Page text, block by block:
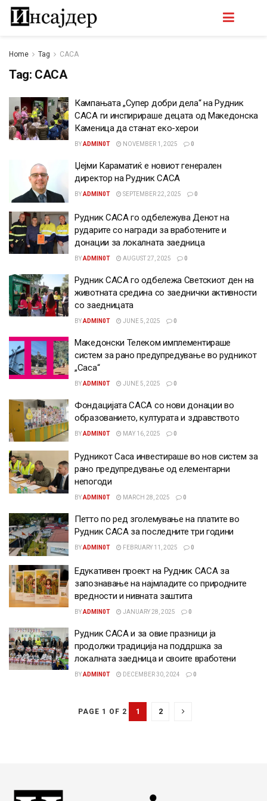
Home Tag САСА
Tag: САСА
Кампањата „Супер добри дела“ на Рудник
САСА ги инспирираше децата од Македонска
Каменица да станат еко-херои
BYADMIN0T NOVEMBER 1, 2025 0
Џејми Караматиќ е новиот генерален
директор на Рудник САСА
BYADMIN0T SEPTEMBER 22, 2025 0
Рудник САСА го одбележува Денот на
рударите со награди за вработените и
донации за локалната заедница
BYADMIN0T AUGUST 27, 2025 0
Рудник САСА го одбележа Светскиот ден на
животната средина со заеднички активности
со заедницата
BYADMIN0T JUNE 5, 2025 0
Македонски Телеком имплементираше
систем за рано предупредување во рудникот
„Саса“
BYADMIN0T JUNE 5, 2025 0
Фондацијата САСА со нови донации во
образованието, културата и здравството
BYADMIN0T MAY 16, 2025 0
Рудникот Саса инвестираше во нов систем за
рано предупредување од елементарни
непогоди
BYADMIN0T MARCH 28, 2025 0
Петто по ред зголемување на платите во
Рудник САСА за последните три години
BYADMIN0T FEBRUARY 11, 2025 0
Едукативен проект на Рудник САСА за
запознавање на најмладите со природните
вредности и нивната заштита
BYADMIN0T JANUARY 28, 2025 0
Рудник САСА и за овие празници ја
продолжи традиција на поддршка за
локалната заедница и своите вработени
BYADMIN0T DECEMBER 30, 2024 0
PAGE 1 OF 2 1 2